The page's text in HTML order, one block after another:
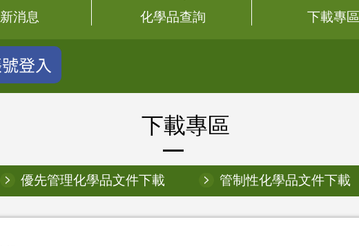
消息 化學品查詢 下載專區
下載專區
優先管理化學品文件下載 管制性化學品文件下載